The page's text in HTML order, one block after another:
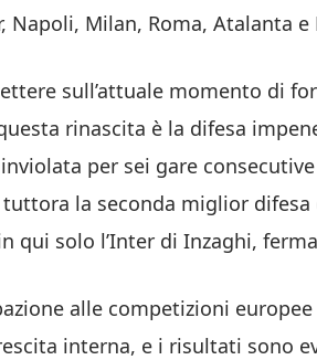
Napoli, Milan, Roma, Atalanta e
sull’attuale momento di
rinascita è la difesa
per sei gare
tuttora la seconda miglior
qui solo l’Inter di Inzaghi,
alle competizioni
interna, e i risultati sono